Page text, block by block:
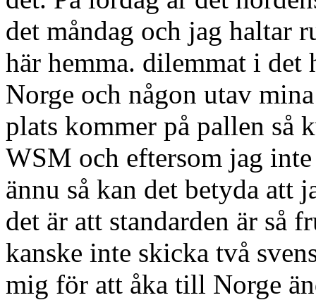
det måndag och jag haltar
här hemma. dilemmat i
Norge och någon utav
plats kommer på pallen så
WSM och eftersom jag
ännu så kan det betyda att
det är att standarden är så
kanske inte skicka två
mig för att åka till Norge